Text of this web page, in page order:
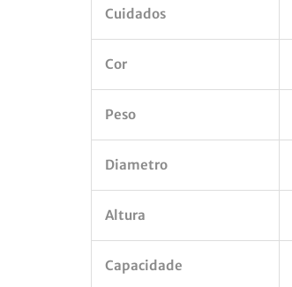
Cuidados
Cor
Peso
Diametro
Altura
Capacidade